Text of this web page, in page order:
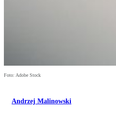
Foto: Adobe Stock
Andrzej Malinowski